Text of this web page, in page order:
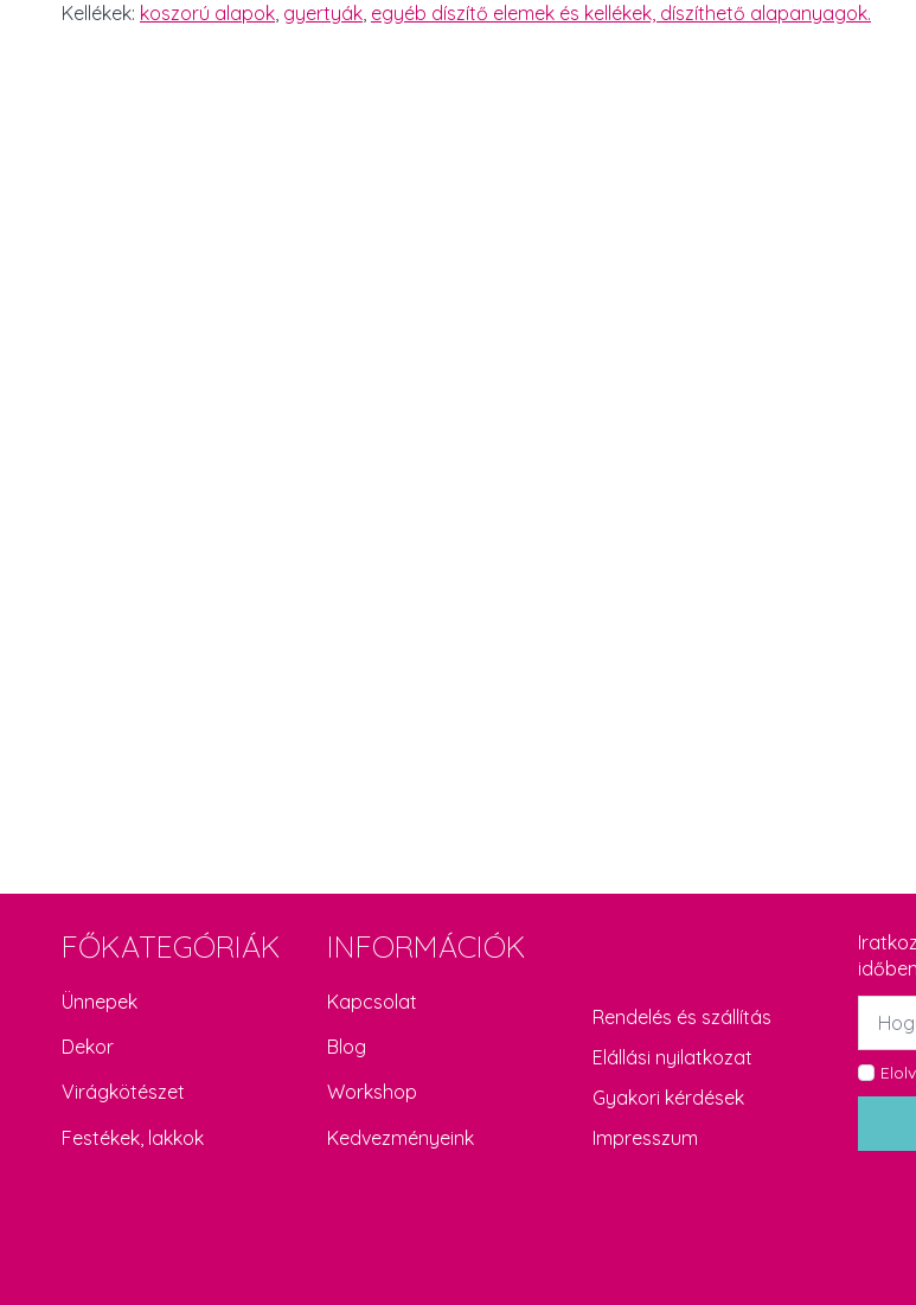
Kellékek: koszorú alapok, gyertyák, egyéb díszítő elemek és kellékek, díszíthető alapanyagok.
FŐKATEGÓRIÁK
Ünnepek
Dekor
Virágkötészet
Festékek, lakkok
INFORMÁCIÓK
Kapcsolat
Blog
Workshop
Kedvezményeink
Rendelés és szállítás
Elállási nyilatkozat
Gyakori kérdések
Impresszum
Név
GDPR
*